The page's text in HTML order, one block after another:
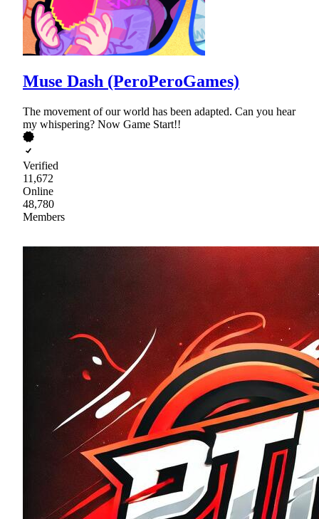
Muse Dash (PeroPeroGames)
The movement of our world has been adapted. Can you hear
my whispering? Now Game Start!!
Verified
11,672
Online
48,780
Members